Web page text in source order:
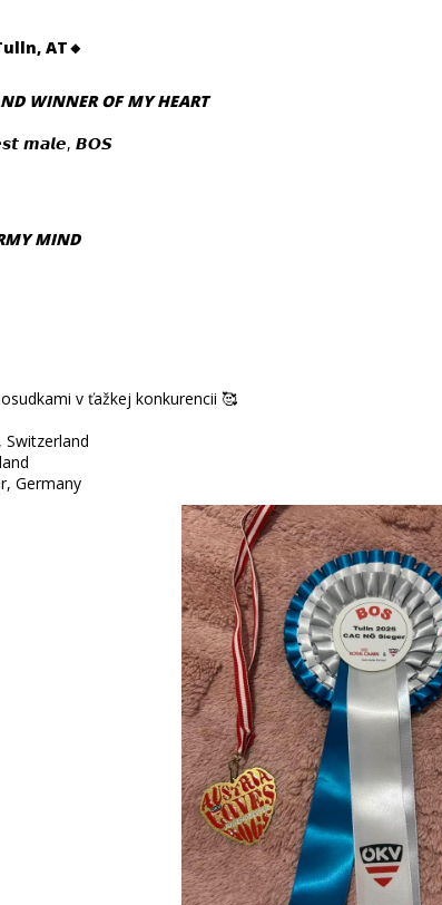
AT🔸
WINNER OF MY HEART
𝙢𝙖𝙡𝙚, 𝘽𝙊𝙎
MIND
v ťažkej konkurencii 🥰
Switzerland
Germany